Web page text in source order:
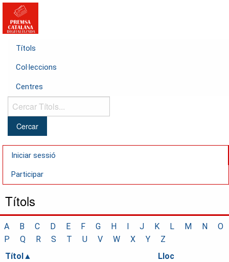
Títols
Col·leccions
Centres
Cercar
Títols...
Iniciar sessió
Participar
Títols
A B C D E F G H I J K L M N
O
P
Q R S T U V W X Y
Z
Títol
Lloc